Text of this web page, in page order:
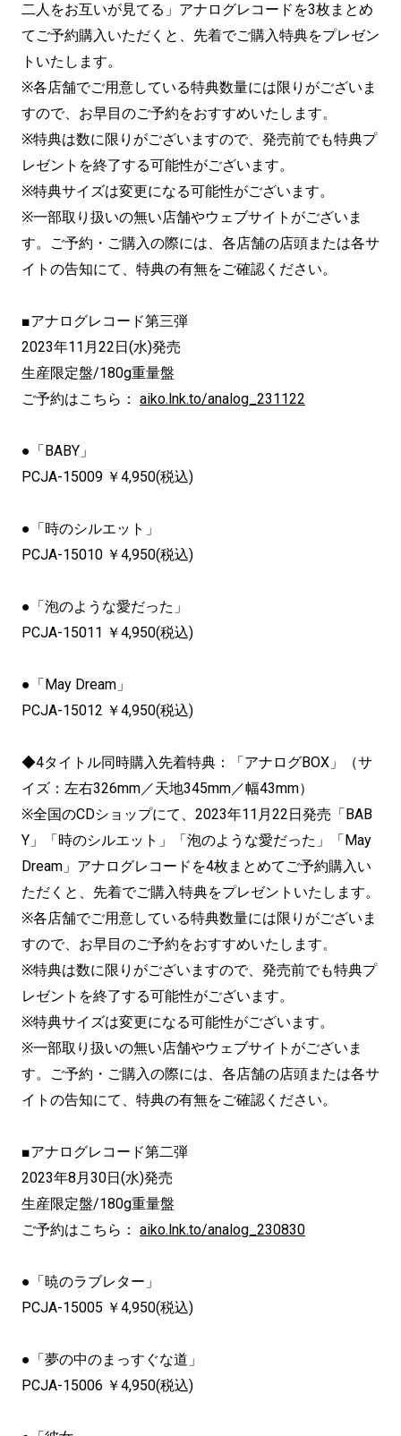
二人をお互いが見てる」アナログレコードを3枚まとめ
てご予約購入いただくと、先着でご購入特典をプレゼン
トいたします。
※各店舗でご用意している特典数量には限りがございま
すので、お早目のご予約をおすすめいたします。
※特典は数に限りがございますので、発売前でも特典プ
レゼントを終了する可能性がございます。
※特典サイズは変更になる可能性がございます。
※一部取り扱いの無い店舗やウェブサイトがございま
す。ご予約・ご購入の際には、各店舗の店頭または各サ
イトの告知にて、特典の有無をご確認ください。
■アナログレコード第三弾
2023年11月22日(水)発売
生産限定盤/180g重量盤
ご予約はこちら： aiko.lnk.to/analog_231122
●「BABY」
PCJA-15009 ￥4,950(税込)
●「時のシルエット」
PCJA-15010 ￥4,950(税込)
●「泡のような愛だった」
PCJA-15011 ￥4,950(税込)
●「May Dream」
PCJA-15012 ￥4,950(税込)
◆4タイトル同時購入先着特典：「アナログBOX」（サ
イズ：左右326mm／天地345mm／幅43mm）
※全国のCDショップにて、2023年11月22日発売「BAB
Y」「時のシルエット」「泡のような愛だった」「May
Dream」アナログレコードを4枚まとめてご予約購入い
ただくと、先着でご購入特典をプレゼントいたします。
※各店舗でご用意している特典数量には限りがございま
すので、お早目のご予約をおすすめいたします。
※特典は数に限りがございますので、発売前でも特典プ
レゼントを終了する可能性がございます。
※特典サイズは変更になる可能性がございます。
※一部取り扱いの無い店舗やウェブサイトがございま
す。ご予約・ご購入の際には、各店舗の店頭または各サ
イトの告知にて、特典の有無をご確認ください。
■アナログレコード第二弾
2023年8月30日(水)発売
生産限定盤/180g重量盤
ご予約はこちら： aiko.lnk.to/analog_230830
●「暁のラブレター」
PCJA-15005 ￥4,950(税込)
●「夢の中のまっすぐな道」
PCJA-15006 ￥4,950(税込)